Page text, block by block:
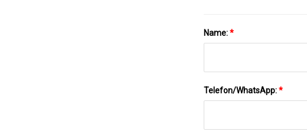
Name:*
Telefon/WhatsApp:*